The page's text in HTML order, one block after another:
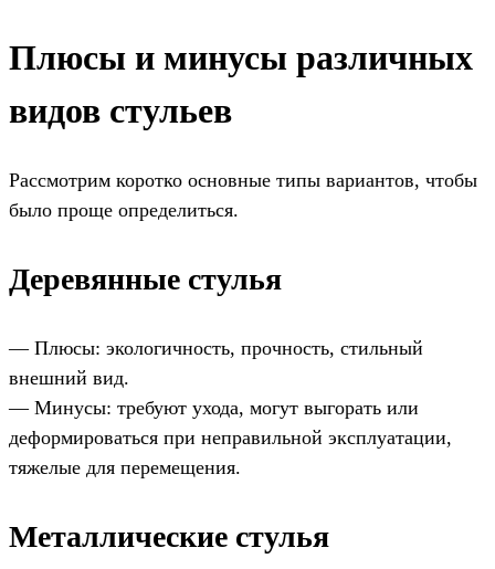
Плюсы и минусы различных
видов стульев
Рассмотрим коротко основные типы вариантов, чтобы
было проще определиться.
Деревянные стулья
— Плюсы: экологичность, прочность, стильный
внешний вид.
— Минусы: требуют ухода, могут выгорать или
деформироваться при неправильной эксплуатации,
тяжелые для перемещения.
Металлические стулья